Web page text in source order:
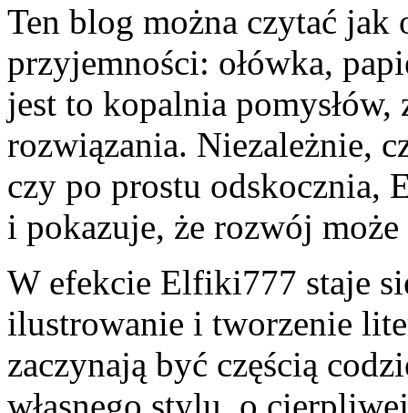
Ten blog można czytać
przyjemności: ołówka,
jest to kopalnia
rozwiązania. Niezależnie,
czy po prostu odskocznia,
i pokazuje, że rozwój
W efekcie Elfiki777 staje
ilustrowanie i tworzenie
zaczynają być częścią
własnego stylu, o